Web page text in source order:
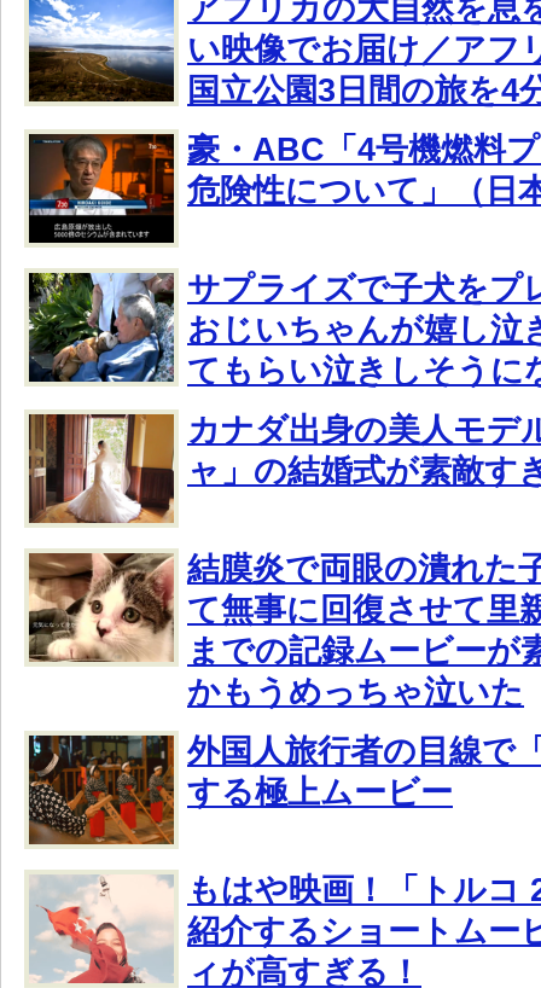
アフリカの大自然を息
い映像でお届け／アフ
国立公園3日間の旅を4
豪・ABC「4号機燃料
危険性について」（日
サプライズで子犬をプ
おじいちゃんが嬉し泣
てもらい泣きしそうに
カナダ出身の美人モデ
ャ」の結婚式が素敵す
結膜炎で両眼の潰れた
て無事に回復させて里
までの記録ムービーが
かもうめっちゃ泣いた
外国人旅行者の目線で
する極上ムービー
もはや映画！「トルコ
紹介するショートムー
ィが高すぎる！